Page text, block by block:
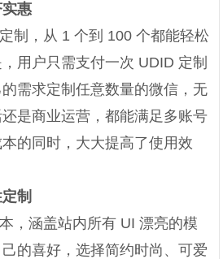
惠
制，从 1 个到 100 个都能轻松
用户只需支付一次 UDID 定制
需求定制任意数量的微信，无
是商业运营，都能满足多账号
的同时，大大提高了使用效
制
，涵盖站内所有 UI 漂亮的模
的喜好，选择简约时尚、可爱